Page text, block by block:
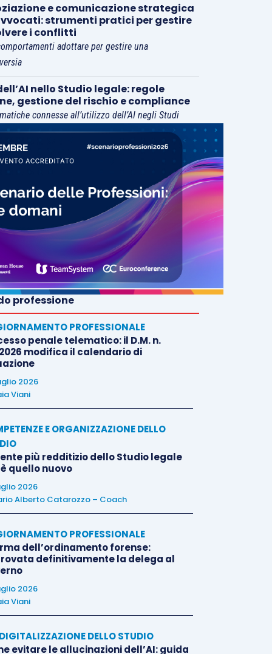
e comunicazione strategica
strumenti pratici per gestire
i conflitti
adottare per gestire una
nello Studio legale: regole
gestione del rischio e compliance
connesse all’utilizzo dell’AI negli Studi
professione
PROFESSIONALE
penale telematico: il D.M. n.
modifica il calendario di
2026
Viani
E ORGANIZZAZIONE DELLO
più redditizio dello Studio legale
quello nuovo
2026
Alberto Catarozzo – Coach
PROFESSIONALE
dell’ordinamento forense:
definitivamente la delega al
2026
Viani
DELLO STUDIO
evitare le allucinazioni dell’AI: guida